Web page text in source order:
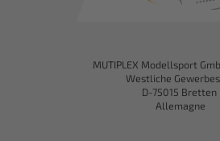
MUTIPLEX Modellsport
Westliche
D-75015 Bretten
Allemagne